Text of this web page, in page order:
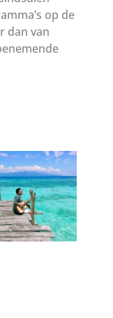
op de
dan van